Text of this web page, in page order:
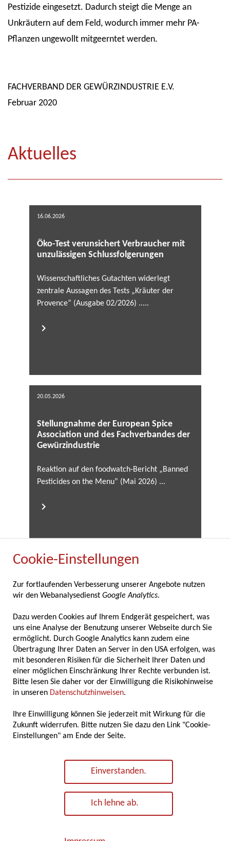
Cookie-Einstellungen
Zur fortlaufenden Verbesserung unserer Angebote nutzen
wir den Webanalysedienst Google Analytics.
Dazu werden Cookies auf Ihrem Endgerät gespeichert, was
uns eine Analyse der Benutzung unserer Webseite durch Sie
ermöglicht. Durch Google Analytics kann zudem eine
Übertragung Ihrer Daten an Server in den USA erfolgen, was
mit besonderen Risiken für die Sicherheit Ihrer Daten und
einer möglichen Einschränkung Ihrer Rechte verbunden ist.
Bitte lesen Sie daher vor der Einwilligung die Risikohinweise
in unseren Datenschutzhinweisen.
Ihre Einwilligung können Sie jederzeit mit Wirkung für die
Zukunft widerrufen. Bitte nutzen Sie dazu den Link "Cookie-
Einstellungen" am Ende der Seite.
Einverstanden.
Ich lehne ab.
Pestizide eingesetzt. Dadurch steigt die Menge an
Unkräutern auf dem Feld, wodurch immer mehr PA-
Pflanzen ungewollt mitgeerntet werden.
FACHVERBAND DER GEWÜRZINDUSTRIE E.V.
Februar 2020
Aktuelles
16.06.2026
Öko-Test verunsichert Verbraucher mit
unzulässigen Schlussfolgerungen
Wissenschaftliches Gutachten widerlegt
zentrale Aussagen des Tests „Kräuter der
Provence“ (Ausgabe 02/2026) .....
20.05.2026
Stellungnahme der European Spice
Association und des Fachverbandes der
Gewürzindustrie
Reaktion auf den foodwatch-Bericht „Banned
Pesticides on the Menu” (Mai 2026) ...
80-jähriges Bestehen
Der Fachverband der Gewürzindustrie feierte
im Rahmen seiner diesjährigen
Mitgliederversammlung am 7. und 8. Mai
2025 in Marburg zugleich ein besonderes
Jubiläum: Seit nunmehr 80 Jahren vertritt der
Gewürzindustrie...
© 2026 Fachverband der Gewürzindustrie e.V.